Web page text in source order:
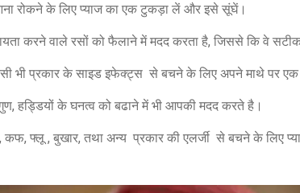
रोकने के लिए प्याज का एक टुकड़ा लें और इसे सूंघें।
करने वाले रसों को फैलाने में मदद करता है, जिससे कि वे
भी प्रकार के साइड इफेक्ट्स से बचने के लिए अपने माथे पर
हड्डियों के घनत्व को बढाने में भी आपकी मदद करते है।
कफ, फ्लू , बुखार, तथा अन्य प्रकार की एलर्जी से बचने के लिए